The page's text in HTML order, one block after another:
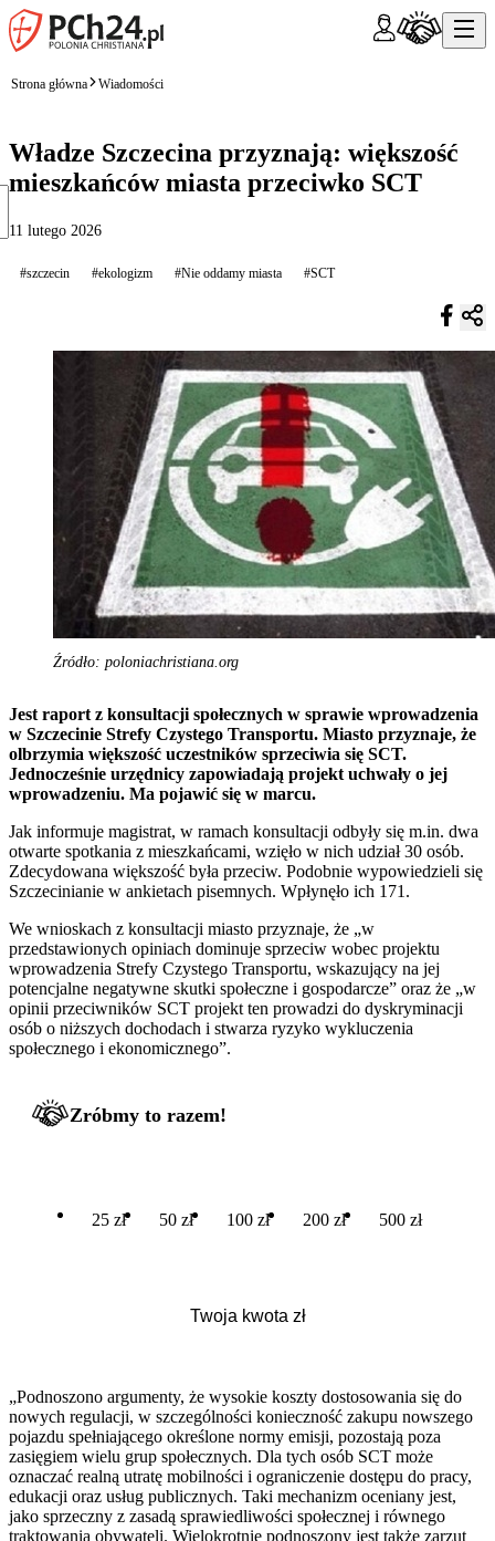
Strona główna Wiadomości
Władze Szczecina przyznają: większość
mieszkańców miasta przeciwko SCT
11 lutego 2026
#szczecin #ekologizm #Nie oddamy miasta #SCT
Źródło: poloniachristiana.org
Jest raport z konsultacji społecznych w sprawie wprowadzenia
w Szczecinie Strefy Czystego Transportu. Miasto przyznaje, że
olbrzymia większość uczestników sprzeciwia się SCT.
Jednocześnie urzędnicy zapowiadają projekt uchwały o jej
wprowadzeniu. Ma pojawić się w marcu.
Jak informuje magistrat, w ramach konsultacji odbyły się m.in. dwa
otwarte spotkania z mieszkańcami, wzięło w nich udział 30 osób.
Zdecydowana większość była przeciw. Podobnie wypowiedzieli się
Szczecinianie w ankietach pisemnych. Wpłynęło ich 171.
We wnioskach z konsultacji miasto przyznaje, że „w
przedstawionych opiniach dominuje sprzeciw wobec projektu
wprowadzenia Strefy Czystego Transportu, wskazujący na jej
potencjalne negatywne skutki społeczne i gospodarcze” oraz że „w
opinii przeciwników SCT projekt ten prowadzi do dyskryminacji
osób o niższych dochodach i stwarza ryzyko wykluczenia
społecznego i ekonomicznego”.
Zróbmy to razem!
25 zł 50 zł 100 zł 200 zł 500 zł
„Podnoszono argumenty, że wysokie koszty dostosowania się do
nowych regulacji, w szczególności konieczność zakupu nowszego
pojazdu spełniającego określone normy emisji, pozostają poza
zasięgiem wielu grup społecznych. Dla tych osób SCT może
oznaczać realną utratę mobilności i ograniczenie dostępu do pracy,
edukacji oraz usług publicznych. Taki mechanizm oceniany jest,
jako sprzeczny z zasadą sprawiedliwości społecznej i równego
traktowania obywateli. Wielokrotnie podnoszony jest także zarzut